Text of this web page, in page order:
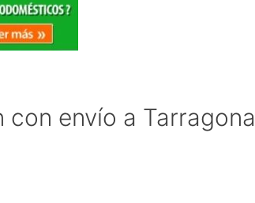
con envío a Tarragona